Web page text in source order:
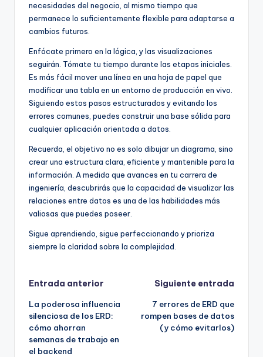
necesidades del negocio, al mismo tiempo que
permanece lo suficientemente flexible para adaptarse a
cambios futuros.
Enfócate primero en la lógica, y las visualizaciones
seguirán. Tómate tu tiempo durante las etapas iniciales.
Es más fácil mover una línea en una hoja de papel que
modificar una tabla en un entorno de producción en vivo.
Siguiendo estos pasos estructurados y evitando los
errores comunes, puedes construir una base sólida para
cualquier aplicación orientada a datos.
Recuerda, el objetivo no es solo dibujar un diagrama, sino
crear una estructura clara, eficiente y mantenible para la
información. A medida que avances en tu carrera de
ingeniería, descubrirás que la capacidad de visualizar las
relaciones entre datos es una de las habilidades más
valiosas que puedes poseer.
Sigue aprendiendo, sigue perfeccionando y prioriza
siempre la claridad sobre la complejidad.
Navegación
de
entradas
Entrada anterior
La poderosa influencia
silenciosa de los ERD:
cómo ahorran
semanas de trabajo en
el backend
Siguiente entrada
7 errores de ERD que
rompen bases de datos
(y cómo evitarlos)